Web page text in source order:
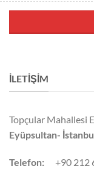
İLETIŞIM
Topçular Mahallesi
Eyüpsultan-
Telefon: +90 212